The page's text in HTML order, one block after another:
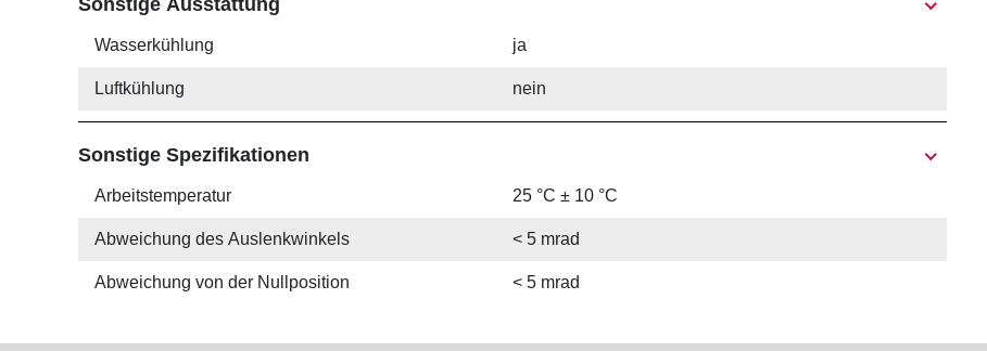
Wasserkühlung ja
Luftkühlung nein
Sonstige Spezifikationen
Arbeits­temperatur 25 °C ± 10 °C
Abweichung des Auslenkwinkels < 5 mrad
Abweichung von der Nullposition < 5 mrad